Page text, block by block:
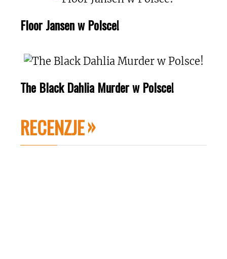
Floor Jansen w Polsce!
The Black Dahlia Murder w Polsce!
RECENZJE